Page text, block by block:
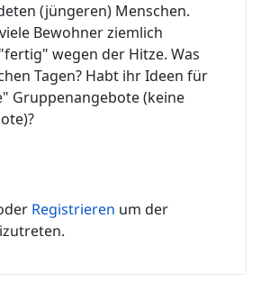
(jüngeren) Menschen.
Bewohner ziemlich
wegen der Hitze. Was
Tagen? Habt ihr Ideen für
Gruppenangebote (keine
Registrieren um der